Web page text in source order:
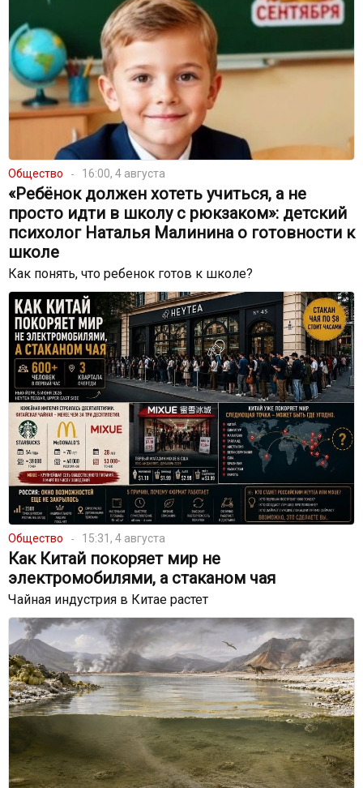
Общество 16:00, 4 августа
«Ребёнок должен хотеть учиться, а не
просто идти в школу с рюкзаком»: детский
психолог Наталья Малинина о готовности к
школе
Как понять, что ребенок готов к школе?
Общество 15:31, 4 августа
Как Китай покоряет мир не
электромобилями, а стаканом чая
Чайная индустрия в Китае растет